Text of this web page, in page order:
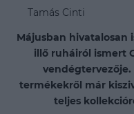
Tamás Cinti
Májusban hivatalosan
illő ruháiról ismert
termékekről már
teljes